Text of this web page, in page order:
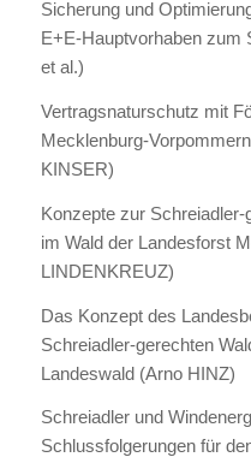
Sicherung und
E+E-Hauptvorhaben zum
et al.)
Vertragsnaturschutz mit
Mecklenburg-
KINSER)
Konzepte zur
im Wald der Landesforst
LINDENKREUZ)
Das Konzept des
Schreiadler-gerechten
Landeswald (Arno HINZ)
Schreiadler und
Schlussfolgerungen für